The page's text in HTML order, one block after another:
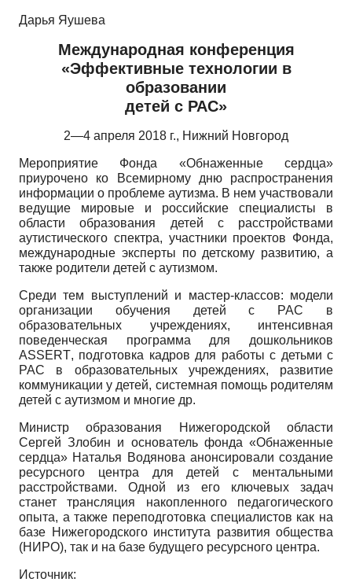
Дарья Яушева
Международная конференция
«Эффективные технологии в
образовании
детей с РАС»
2—4 апреля 2018 г., Нижний Новгород
Мероприятие Фонда «Обнаженные сердца»
приурочено ко Всемирному дню распространения
информации о проблеме аутизма. В нем участвовали
ведущие мировые и российские специалисты в
области образования детей с расстройствами
аутистического спектра, участники проектов Фонда,
международные эксперты по детскому развитию, а
также родители детей с аутизмом.
Среди тем выступлений и мастер-классов: модели
организации обучения детей с РАС в
образовательных учреждениях, интенсивная
поведенческая программа для дошкольников
ASSERT, подготовка кадров для работы с детьми с
РАС в образовательных учреждениях, развитие
коммуникации у детей, системная помощь родителям
детей с аутизмом и многие др.
Министр образования Нижегородской области
Сергей Злобин и основатель фонда «Обнаженные
сердца» Наталья Водянова анонсировали создание
ресурсного центра для детей с ментальными
расстройствами. Одной из его ключевых задач
станет трансляция накопленного педагогического
опыта, а также переподготовка специалистов как на
базе Нижегородского института развития общества
(НИРО), так и на базе будущего ресурсного центра.
Источник: